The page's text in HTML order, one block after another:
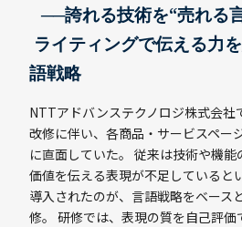
──誇れる技術を“売れる
ライティングで伝える力
語戦略
NTTアドバンステクノロジ株式会社
改修に伴い、各商品・サービスペー
に直面していた。 従来は技術や機
価値を伝える表現が不足していると
導入されたのが、言語戦略をベース
修。 研修では、表現の質を自己評